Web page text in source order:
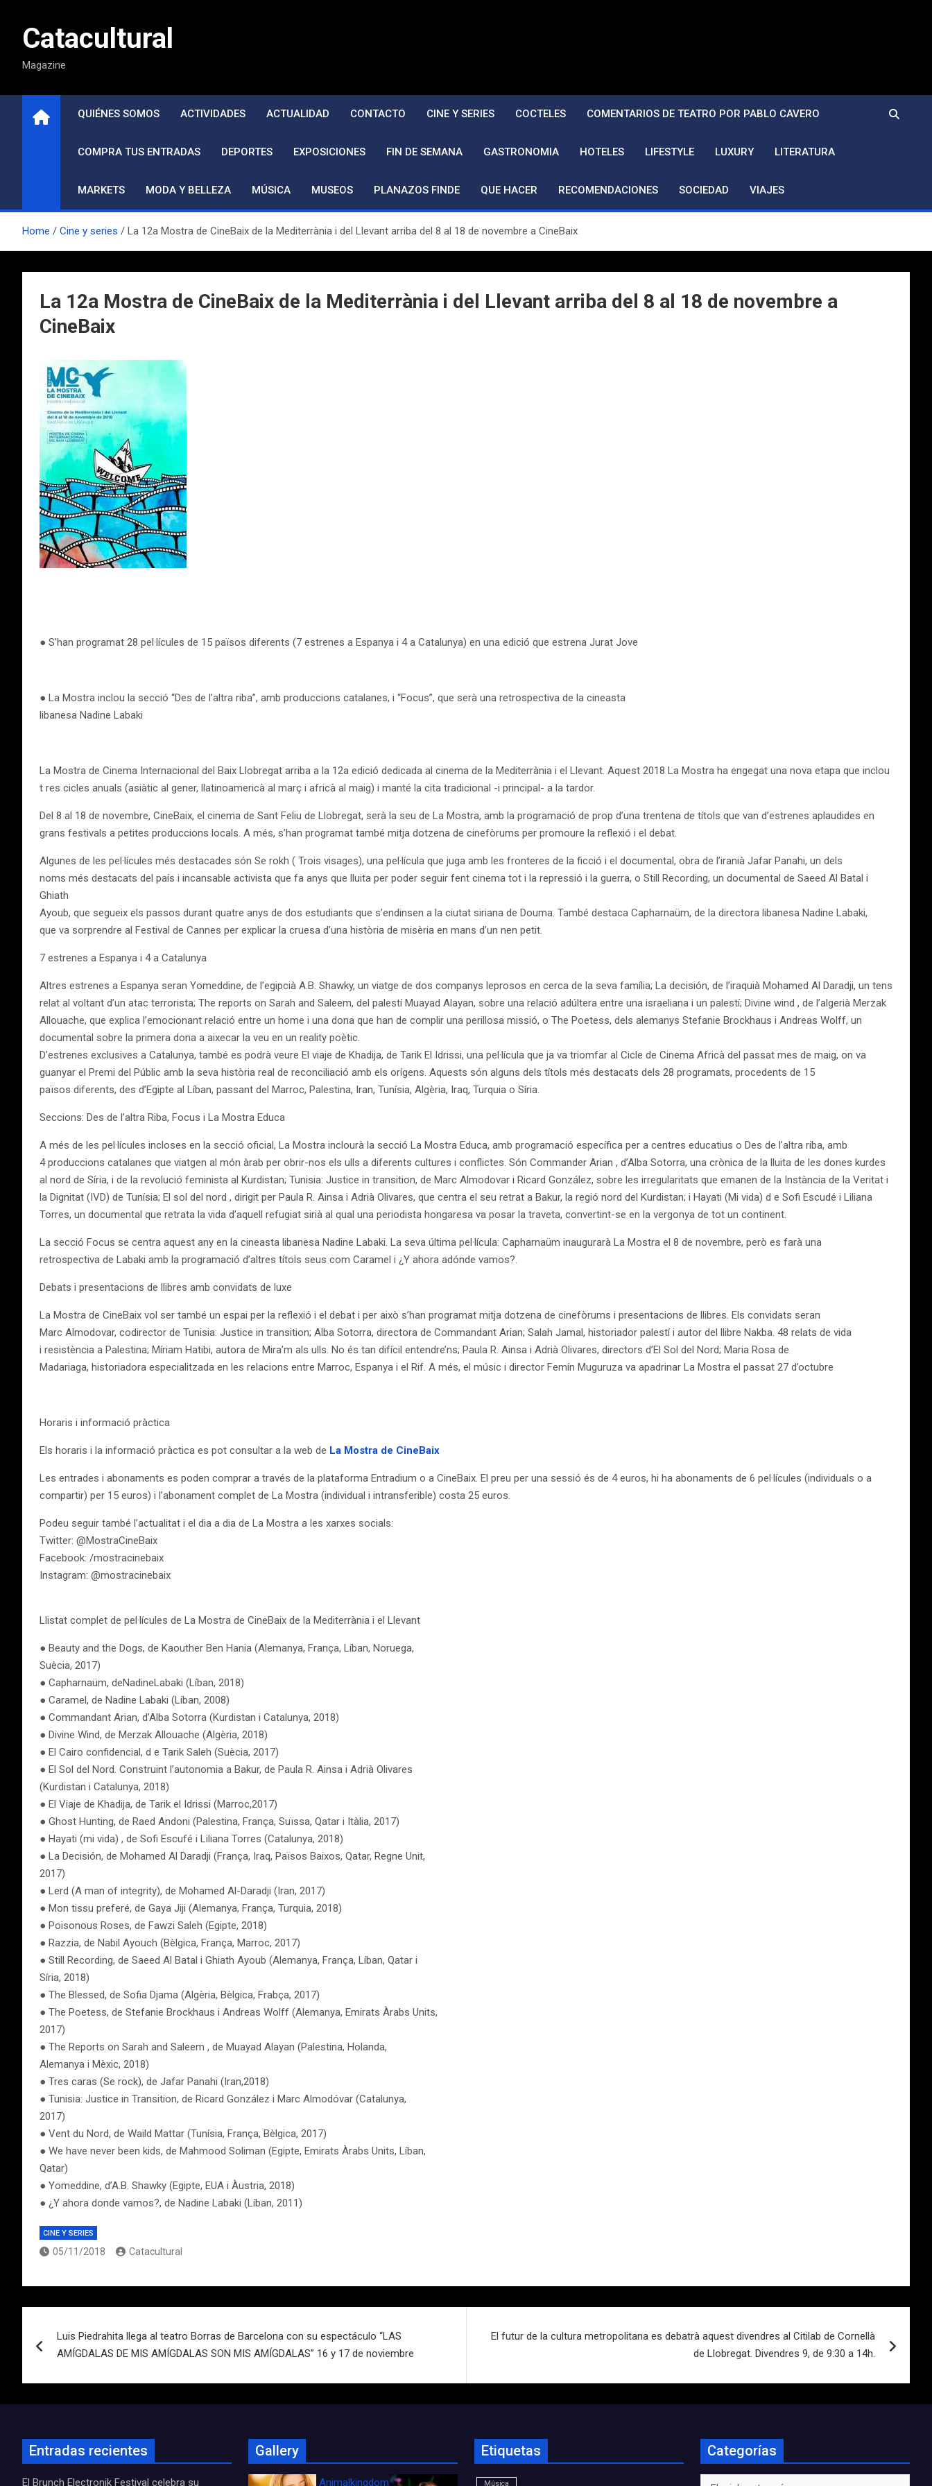
contenidoCatacultural
Magazine
QUIÉNES SOMOS ACTIVIDADES ACTUALIDAD CONTACTO CINE Y SERIES COCTELES COMENTARIOS DE TEATRO POR PABLO CAVERO
COMPRA TUS ENTRADAS DEPORTES EXPOSICIONES FIN DE SEMANA GASTRONOMIA HOTELES LIFESTYLE LUXURY LITERATURA
MARKETS MODA Y BELLEZA MÚSICA MUSEOS PLANAZOS FINDE QUE HACER RECOMENDACIONES SOCIEDAD VIAJES
Home Cine y series La 12a Mostra de CineBaix de la Mediterrània i del Llevant arriba del 8 al 18 de novembre a CineBaix
La 12a Mostra de CineBaix de la Mediterrània i del Llevant arriba del 8 al 18 de novembre a
CineBaix
● S’han programat 28 pel·lícules de 15 països diferents (7 estrenes a Espanya i 4 a Catalunya) en una edició que estrena Jurat Jove
● La Mostra inclou la secció “Des de l’altra riba”, amb produccions catalanes, i “Focus”, que serà una retrospectiva de la cineasta
libanesa Nadine Labaki
La Mostra de Cinema Internacional del Baix Llobregat arriba a la 12a edició dedicada al cinema de la Mediterrània i el Llevant. Aquest 2018 La Mostra ha engegat una nova etapa que inclou
t res cicles anuals (asiàtic al gener, llatinoamericà al març i africà al maig) i manté la cita tradicional -i principal- a la tardor.
Del 8 al 18 de novembre, CineBaix, el cinema de Sant Feliu de Llobregat, serà la seu de La Mostra, amb la programació de prop d’una trentena de títols que van d’estrenes aplaudides en
grans festivals a petites produccions locals. A més, s’han programat també mitja dotzena de cinefòrums per promoure la reflexió i el debat.
Algunes de les pel·lícules més destacades són Se rokh ( Trois visages), una pel·lícula que juga amb les fronteres de la ficció i el documental, obra de l’iranià Jafar Panahi, un dels
noms més destacats del país i incansable activista que fa anys que lluita per poder seguir fent cinema tot i la repressió i la guerra, o Still Recording, un documental de Saeed Al Batal i
Ghiath
Ayoub, que segueix els passos durant quatre anys de dos estudiants que s’endinsen a la ciutat siriana de Douma. També destaca Capharnaüm, de la directora libanesa Nadine Labaki,
que va sorprendre al Festival de Cannes per explicar la cruesa d’una història de misèria en mans d’un nen petit.
7 estrenes a Espanya i 4 a Catalunya
Altres estrenes a Espanya seran Yomeddine, de l’egipcià A.B. Shawky, un viatge de dos companys leprosos en cerca de la seva família; La decisión, de l’iraquià Mohamed Al Daradji, un tens
relat al voltant d’un atac terrorista; The reports on Sarah and Saleem, del palestí Muayad Alayan, sobre una relació adúltera entre una israeliana i un palestí; Divine wind , de l’algerià Merzak
Allouache, que explica l’emocionant relació entre un home i una dona que han de complir una perillosa missió, o The Poetess, dels alemanys Stefanie Brockhaus i Andreas Wolff, un
documental sobre la primera dona a aixecar la veu en un reality poètic.
D’estrenes exclusives a Catalunya, també es podrà veure El viaje de Khadija, de Tarik El Idrissi, una pel·lícula que ja va triomfar al Cicle de Cinema Africà del passat mes de maig, on va
guanyar el Premi del Públic amb la seva història real de reconciliació amb els orígens. Aquests són alguns dels títols més destacats dels 28 programats, procedents de 15
països diferents, des d’Egipte al Líban, passant del Marroc, Palestina, Iran, Tunísia, Algèria, Iraq, Turquia o Síria.
Seccions: Des de l’altra Riba, Focus i La Mostra Educa
A més de les pel·lícules incloses en la secció oficial, La Mostra inclourà la secció La Mostra Educa, amb programació específica per a centres educatius o Des de l’altra riba, amb
4 produccions catalanes que viatgen al món àrab per obrir-nos els ulls a diferents cultures i conflictes. Són Commander Arian , d’Alba Sotorra, una crònica de la lluita de les dones kurdes
al nord de Síria, i de la revolució feminista al Kurdistan; Tunisia: Justice in transition, de Marc Almodovar i Ricard González, sobre les irregularitats que emanen de la Instància de la Veritat i
la Dignitat (IVD) de Tunísia; El sol del nord , dirigit per Paula R. Ainsa i Adrià Olivares, que centra el seu retrat a Bakur, la regió nord del Kurdistan; i Hayati (Mi vida) d e Sofi Escudé i Liliana
Torres, un documental que retrata la vida d’aquell refugiat sirià al qual una periodista hongaresa va posar la traveta, convertint-se en la vergonya de tot un continent.
La secció Focus se centra aquest any en la cineasta libanesa Nadine Labaki. La seva última pel·lícula: Capharnaüm inaugurarà La Mostra el 8 de novembre, però es farà una
retrospectiva de Labaki amb la programació d’altres títols seus com Caramel i ¿Y ahora adónde vamos?.
Debats i presentacions de llibres amb convidats de luxe
La Mostra de CineBaix vol ser també un espai per la reflexió i el debat i per això s’han programat mitja dotzena de cinefòrums i presentacions de llibres. Els convidats seran
Marc Almodovar, codirector de Tunisia: Justice in transition; Alba Sotorra, directora de Commandant Arian; Salah Jamal, historiador palestí i autor del llibre Nakba. 48 relats de vida
i resistència a Palestina; Míriam Hatibi, autora de Mira’m als ulls. No és tan difícil entendre’ns; Paula R. Ainsa i Adrià Olivares, directors d’El Sol del Nord; Maria Rosa de
Madariaga, historiadora especialitzada en les relacions entre Marroc, Espanya i el Rif. A més, el músic i director Femín Muguruza va apadrinar La Mostra el passat 27 d’octubre
Horaris i informació pràctica
Els horaris i la informació pràctica es pot consultar a la web de La Mostra de CineBaix
Les entrades i abonaments es poden comprar a través de la plataforma Entradium o a CineBaix. El preu per una sessió és de 4 euros, hi ha abonaments de 6 pel·lícules (individuals o a
compartir) per 15 euros) i l’abonament complet de La Mostra (individual i intransferible) costa 25 euros.
Podeu seguir també l’actualitat i el dia a dia de La Mostra a les xarxes socials:
Twitter: @MostraCineBaix
Facebook: /mostracinebaix
Instagram: @mostracinebaix
Llistat complet de pel·lícules de La Mostra de CineBaix de la Mediterrània i el Llevant
● Beauty and the Dogs, de Kaouther Ben Hania (Alemanya, França, Líban, Noruega,
Suècia, 2017)
● Capharnaüm, deNadineLabaki (Líban, 2018)
● Caramel, de Nadine Labaki (Líban, 2008)
● Commandant Arian, d’Alba Sotorra (Kurdistan i Catalunya, 2018)
● Divine Wind, de Merzak Allouache (Algèria, 2018)
● El Cairo confidencial, d e Tarik Saleh (Suècia, 2017)
● El Sol del Nord. Construint l’autonomia a Bakur, de Paula R. Ainsa i Adrià Olivares
(Kurdistan i Catalunya, 2018)
● El Viaje de Khadija, de Tarik el Idrissi (Marroc,2017)
● Ghost Hunting, de Raed Andoni (Palestina, França, Suïssa, Qatar i Itàlia, 2017)
● Hayati (mi vida) , de Sofi Escufé i Liliana Torres (Catalunya, 2018)
● La Decisión, de Mohamed Al Daradji (França, Iraq, Països Baixos, Qatar, Regne Unit,
2017)
● Lerd (A man of integrity), de Mohamed Al-Daradji (Iran, 2017)
● Mon tissu preferé, de Gaya Jiji (Alemanya, França, Turquia, 2018)
● Poisonous Roses, de Fawzi Saleh (Egipte, 2018)
● Razzia, de Nabil Ayouch (Bèlgica, França, Marroc, 2017)
● Still Recording, de Saeed Al Batal i Ghiath Ayoub (Alemanya, França, Líban, Qatar i
Síria, 2018)
● The Blessed, de Sofia Djama (Algèria, Bèlgica, Frabça, 2017)
● The Poetess, de Stefanie Brockhaus i Andreas Wolff (Alemanya, Emirats Àrabs Units,
2017)
● The Reports on Sarah and Saleem , de Muayad Alayan (Palestina, Holanda,
Alemanya i Mèxic, 2018)
● Tres caras (Se rock), de Jafar Panahi (Iran,2018)
● Tunisia: Justice in Transition, de Ricard González i Marc Almodóvar (Catalunya,
2017)
● Vent du Nord, de Waild Mattar (Tunísia, França, Bèlgica, 2017)
● We have never been kids, de Mahmood Soliman (Egipte, Emirats Àrabs Units, Líban,
Qatar)
● Yomeddine, d’A.B. Shawky (Egipte, EUA i Àustria, 2018)
● ¿Y ahora donde vamos?, de Nadine Labaki (Líban, 2011)
CINE Y SERIES
05/11/2018 Catacultural
de
entradas
Luis Piedrahita llega al teatro Borras de Barcelona con su espectáculo “LAS
AMÍGDALAS DE MIS AMÍGDALAS SON MIS AMÍGDALAS” 16 y 17 de noviembre
El futur de la cultura metropolitana es debatrà aquest divendres al Citilab de Cornellà
de Llobregat. Divendres 9, de 9:30 a 14h.
Entradas recientes
El Brunch Electronik Festival celebra su
Gallery
Animalkingdom_FichaCine
Etiquetas
Música
Categorías
Categorías